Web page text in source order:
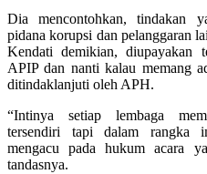
Dia mencontohkan, tindakan
pidana korupsi dan pelanggaran
Kendati demikian, diupayakan
APIP dan nanti kalau memang
ditindaklanjuti oleh APH.
“Intinya setiap lembaga
tersendiri tapi dalam rangka
mengacu pada hukum acara
tandasnya.